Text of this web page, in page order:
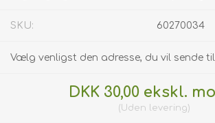
SKU: 60270034
Vælg venligst den adresse, du vil sende til
DKK 30,00 ekskl.
Uden levering